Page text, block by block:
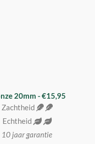
20mm - €15,95
Zachtheid
Echtheid
10 jaar garantie